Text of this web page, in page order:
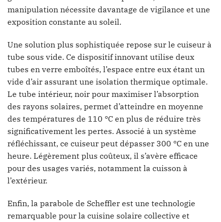
manipulation nécessite davantage de vigilance et une
exposition constante au soleil.
Une solution plus sophistiquée repose sur le cuiseur à
tube sous vide. Ce dispositif innovant utilise deux
tubes en verre emboîtés, l’espace entre eux étant un
vide d’air assurant une isolation thermique optimale.
Le tube intérieur, noir pour maximiser l’absorption
des rayons solaires, permet d’atteindre en moyenne
des températures de 110 °C en plus de réduire très
significativement les pertes. Associé à un système
réfléchissant, ce cuiseur peut dépasser 300 °C en une
heure. Légèrement plus coûteux, il s’avère efficace
pour des usages variés, notamment la cuisson à
l’extérieur.
Enfin, la parabole de Scheffler est une technologie
remarquable pour la cuisine solaire collective et